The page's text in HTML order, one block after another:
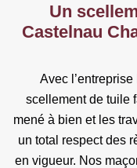
Un
Castelnau
Avec
scellement de tuile
mené à bien et les
un total respect des
en vigueur. Nos